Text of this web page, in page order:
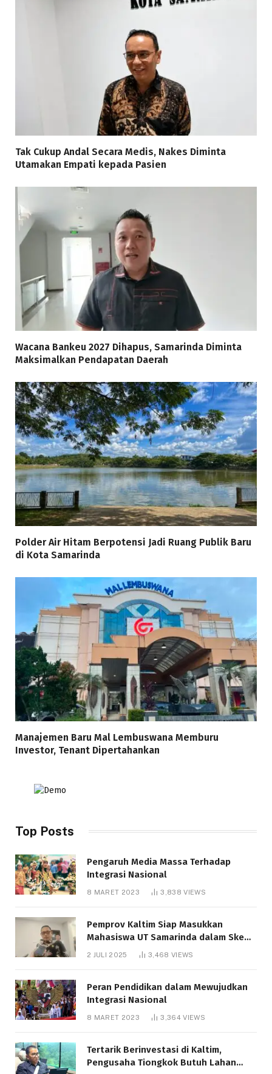
Tak Cukup Andal Secara Medis, Nakes Diminta
Utamakan Empati kepada Pasien
Wacana Bankeu 2027 Dihapus, Samarinda Diminta
Maksimalkan Pendapatan Daerah
Polder Air Hitam Berpotensi Jadi Ruang Publik Baru
di Kota Samarinda
Manajemen Baru Mal Lembuswana Memburu
Investor, Tenant Dipertahankan
Top Posts
Pengaruh Media Massa Terhadap
Integrasi Nasional
8 MARET 2023 3,838VIEWS
Pemprov Kaltim Siap Masukkan
Mahasiswa UT Samarinda dalam Skema
Bantuan Pendidikan Gratispol
2 JULI 2025 3,468 VIEWS
Peran Pendidikan dalam Mewujudkan
Integrasi Nasional
8 MARET 2023 3,364VIEWS
Tertarik Berinvestasi di Kaltim,
Pengusaha Tiongkok Butuh Lahan